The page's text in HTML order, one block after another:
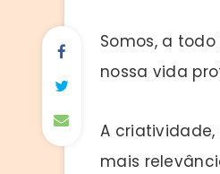
Somos, a
nossa vida
A
mais